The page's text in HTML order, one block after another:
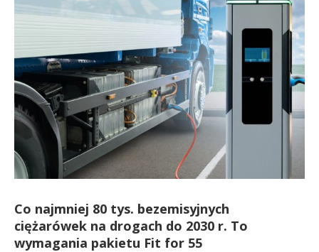
Co najmniej 80 tys. bezemisyjnych
ciężarówek na drogach do 2030 r. To
wymagania pakietu Fit for 55